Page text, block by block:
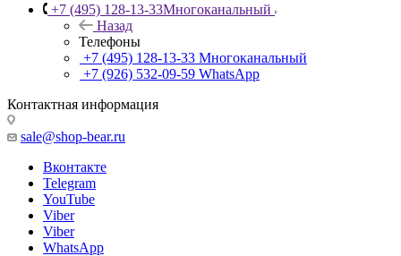
+7 (495) 128-13-33Многоканальный
Назад
Телефоны
+7 (495) 128-13-33 Многоканальный
+7 (926) 532-09-59 WhatsApp
Контактная информация
sale@shop-bear.ru
Вконтакте
Telegram
YouTube
Viber
Viber
WhatsApp